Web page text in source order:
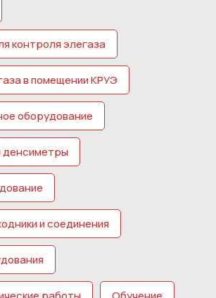
контроля элегаза
в помещении КРУЭ
оборудование
и соединения